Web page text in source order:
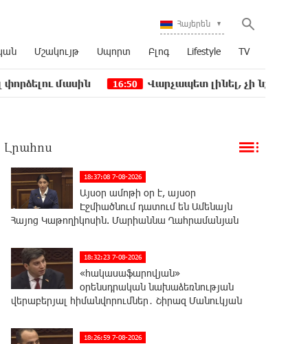
Հայերեն
Մշակույթ Սպորտ Բլոգ Lifestyle TV
16:50 Վարչապետ լինել, չի նշանակում ինչ ուզել
Լրահոս
18:37:08 7-08-2026
Այսօր ամոթի օր է, այսօր
Էջմիածնում դատում են Ամենայն
Հայոց Կաթողիկոսին. Մարիաննա Ղահրամանյան
18:32:23 7-08-2026
«հակասաֆարովյան»
օրենսդրական նախաձեռնության
վերաբերյալ հիմանվորումներ․ Շիրազ Մանուկյան
18:26:59 7-08-2026